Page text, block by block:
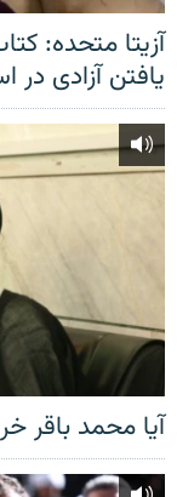
آزیتا متحده:
یافتن آزادی در
آیا محمد باقر